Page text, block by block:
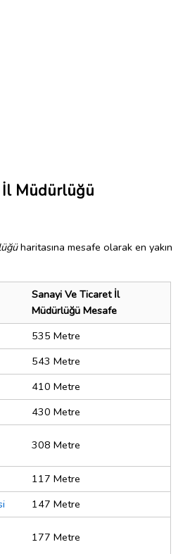
İl Müdürlüğü
haritasına mesafe olarak en yakın
Sanayi Ve Ticaret İl
Müdürlüğü Mesafe
535 Metre
543 Metre
410 Metre
430 Metre
308 Metre
117 Metre
147 Metre
177 Metre